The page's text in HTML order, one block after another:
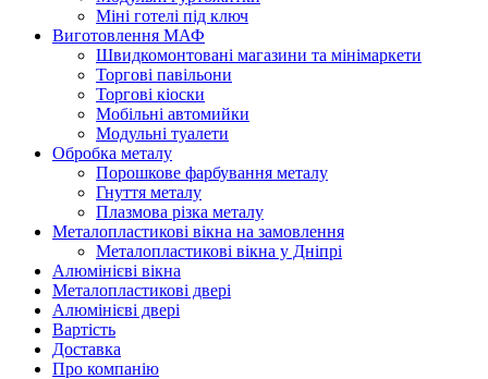
Міні готелі під ключ
Виготовлення МАФ
Швидкомонтовані магазини та мінімаркети
Торгові павільони
Торгові кіоски
Мобільні автомийки
Модульні туалети
Обробка металу
Порошкове фарбування металу
Гнуття металу
Плазмова різка металу
Металопластикові вікна на замовлення
Металопластикові вікна у Дніпрі
Алюмінієві вікна
Металопластикові двері
Алюмінієві двері
Вартість
Доставка
Про компанію